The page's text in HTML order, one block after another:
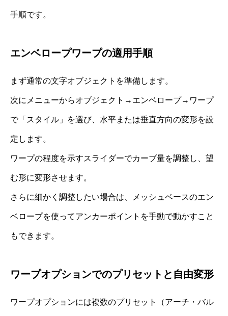
手順です。
エンベロープワープの適用手順
まず通常の文字オブジェクトを準備します。
次にメニューからオブジェクト→エンベロープ→ワープ
で「スタイル」を選び、水平または垂直方向の変形を設
定します。
ワープの程度を示すスライダーでカーブ量を調整し、望
む形に変形させます。
さらに細かく調整したい場合は、メッシュベースのエン
ベロープを使ってアンカーポイントを手動で動かすこと
もできます。
ワープオプションでのプリセットと自由変形
ワープオプションには複数のプリセット（アーチ・バル